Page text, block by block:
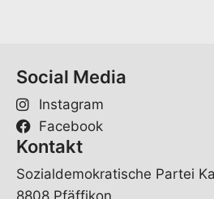
Social Media
Instagram
Facebook
Kontakt
Sozialdemokratische Partei
8808 Pfäffikon